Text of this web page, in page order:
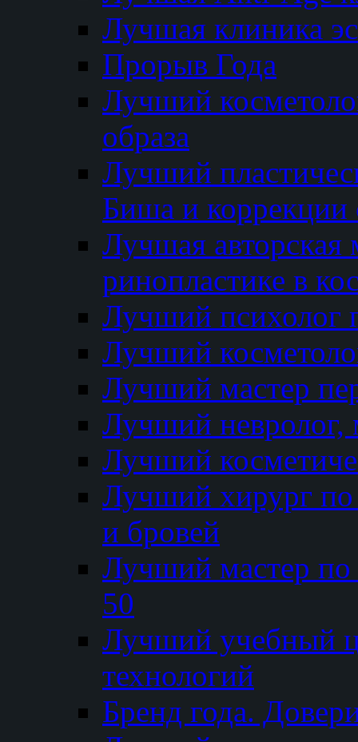
Лучшая клиника
Прорыв Года
Лучший
образа
Лучший
Биша и коррекции
Лучшая авторская
ринопластике в
Лучший психолог
Лучший
Лучший мастер
Лучший невролог,
Лучший
Лучший хирург по
и бровей
Лучший мастер
50
Лучший
технологий
Бренд года.